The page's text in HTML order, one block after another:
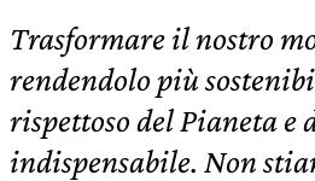
Trasformare il nostro
rendendolo più
rispettoso del Pianeta e
indispensabile. Non